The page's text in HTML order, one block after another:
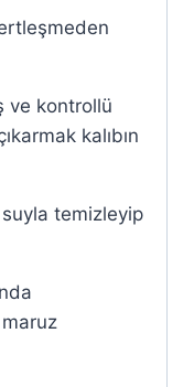
ve kontrollü
kalıbın
suyla temizleyip
maruz